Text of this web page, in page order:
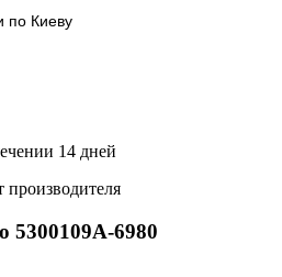
по Киеву
14 дней
производителя
5300109A-6980